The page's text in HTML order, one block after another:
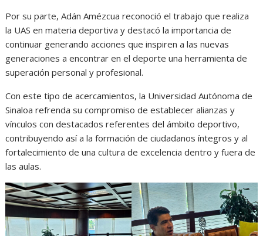
Por su parte, Adán Amézcua reconoció el trabajo que realiza
la UAS en materia deportiva y destacó la importancia de
continuar generando acciones que inspiren a las nuevas
generaciones a encontrar en el deporte una herramienta de
superación personal y profesional.
Con este tipo de acercamientos, la Universidad Autónoma de
Sinaloa refrenda su compromiso de establecer alianzas y
vínculos con destacados referentes del ámbito deportivo,
contribuyendo así a la formación de ciudadanos íntegros y al
fortalecimiento de una cultura de excelencia dentro y fuera de
las aulas.